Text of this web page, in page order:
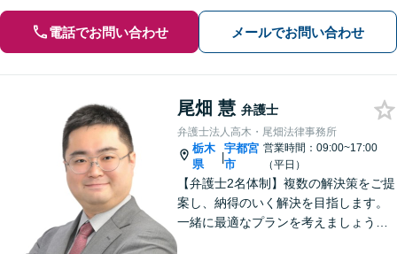
電話でお問い合わせ メールでお問い合わせ
尾畑 慧 弁護士
弁護士法人高木・尾畑法律事務所
栃木
県
|
宇都宮
市
営業時間：09:00~17:00
（平日）
【弁護士2名体制】複数の解決策をご提
案し、納得のいく解決を目指します。
一緒に最適なプランを考えましょう。